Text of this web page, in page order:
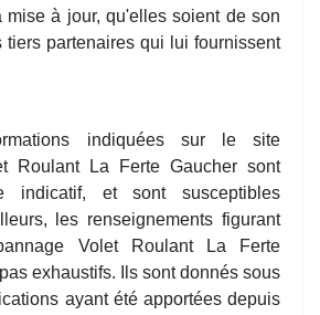
mise à jour, qu'elles soient de son
tiers partenaires qui lui fournissent
indiquées sur le site
Roulant La Ferte Gaucher sont
indicatif, et sont susceptibles
les renseignements figurant
Volet Roulant La Ferte
exhaustifs. Ils sont donnés sous
ayant été apportées depuis